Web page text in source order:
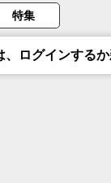
特集
ログインするか